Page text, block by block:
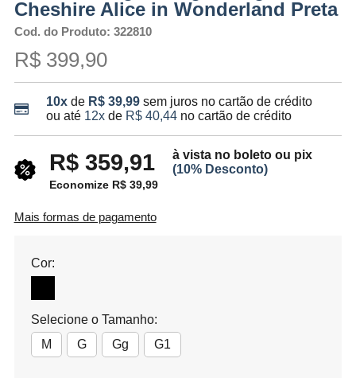
Cheshire Alice in Wonderland Preta
Cod. do Produto: 322810
R$ 399,90
10xde R$ 39,99 sem juros no cartão de crédito
ou até 12xde R$ 40,44no cartão de crédito
R$ 359,91
à vista no boleto ou pix
(10% Desconto)
Economize R$ 39,99
Mais formas de pagamento
Cor:
Selecione o Tamanho:
M
G Gg G1